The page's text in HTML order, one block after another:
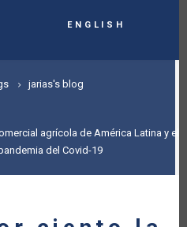
English
jarias's blog
agrícola de América Latina y el
del Covid-19